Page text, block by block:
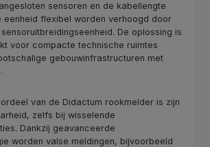
sensoren en de kabellengte
eenheid flexibel worden verhoogd door
De oplossing is
voor compacte technische ruimtes
gebouwinfrastructuren met
van de Didactum rookmelder is zijn
zelfs bij wisselende
Dankzij geavanceerde
worden valse meldingen, bijvoorbeeld